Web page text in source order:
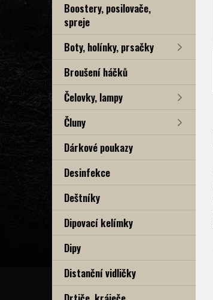
Boostery, posilovače,
spreje
Boty, holínky, prsačky
Broušení háčků
Čelovky, lampy
Čluny
Dárkové poukazy
Desinfekce
Deštníky
Dipovací kelímky
Dipy
Distanční vidličky